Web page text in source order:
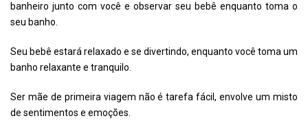
banheiro junto com você e observar seu bebê enquanto toma o
seu banho.
Seu bebê estará relaxado e se divertindo, enquanto você toma um
banho relaxante e tranquilo.
Ser mãe de primeira viagem não é tarefa fácil, envolve um misto
de sentimentos e emoções.